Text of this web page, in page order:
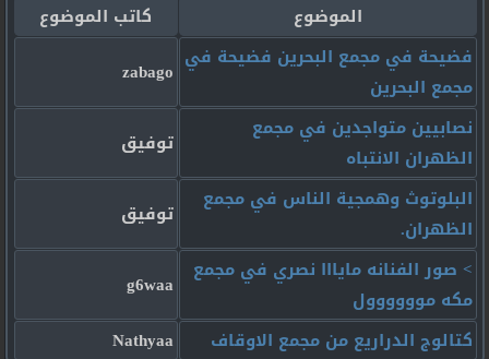
الموضوع
كاتب الموضوع
فضيحة في مجمع البحرين فضيحة في
مجمع البحرين
zabago
نصابيين متواجدين في مجمع
الظهران الانتباه
توفيق
البلوتوث وهمجية الناس في مجمع
الظهران.
توفيق
> صور الفنانه مايااا نصري في مجمع
مكه موووووول
g6waa
كتالوج الدراريع من مجمع الاوقاف
Nathyaa